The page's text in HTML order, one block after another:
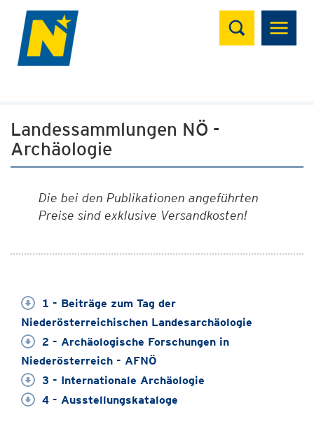
Suchen
Landessammlungen NÖ -
Archäologie
Die bei den Publikationen angeführten
Preise sind exklusive Versandkosten!
1 - Beiträge zum Tag der
Niederösterreichischen Landesarchäologie
2 - Archäologische Forschungen in
Niederösterreich - AFNÖ
3 - Internationale Archäologie
4 - Ausstellungskataloge